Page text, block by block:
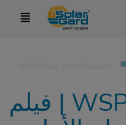
WSP3 Plus | فيلم